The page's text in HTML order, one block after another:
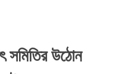
সমিতির উঠোন